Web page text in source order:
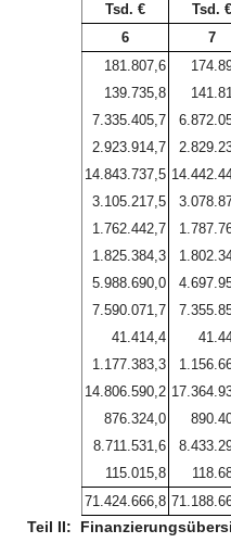
Tsd. € Tsd. €
6
7
181.807,6
139.735,8
7.335.405,7
2.923.914,7
14.843.737,5
3.105.217,5
1.762.442,7
1.825.384,3
5.988.690,0
7.590.071,7
41.414,4
1.177.383,3
14.806.590,2
876.324,0
8.711.531,6
115.015,8
71.424.666,8
Teil II: